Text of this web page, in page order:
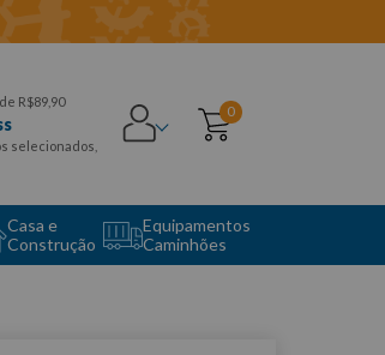
R$89,90
selecionados,
0
Casa e
Construção
Equipamentos
Caminhões